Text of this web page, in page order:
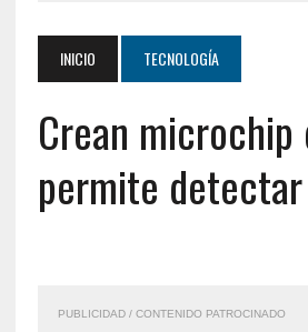
INICIO TECNOLOGÍA
Crean microchip
permite
PUBLICIDAD / CONTENIDO PATROCINADO